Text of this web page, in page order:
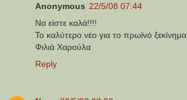
Anonymous 22/5/08 07:44
Να είστε καλά!!!!
Το καλύτερο νέο για το πρωϊνό ξεκίνημα.
Φιλιά Χαρούλα
Reply